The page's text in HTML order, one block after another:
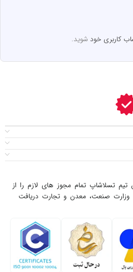
کاربری خود شوید.
تیم تسلاشاپ تمام مجوز های لازم را از
وزارت صنعت، معدن و تجارت دریافت